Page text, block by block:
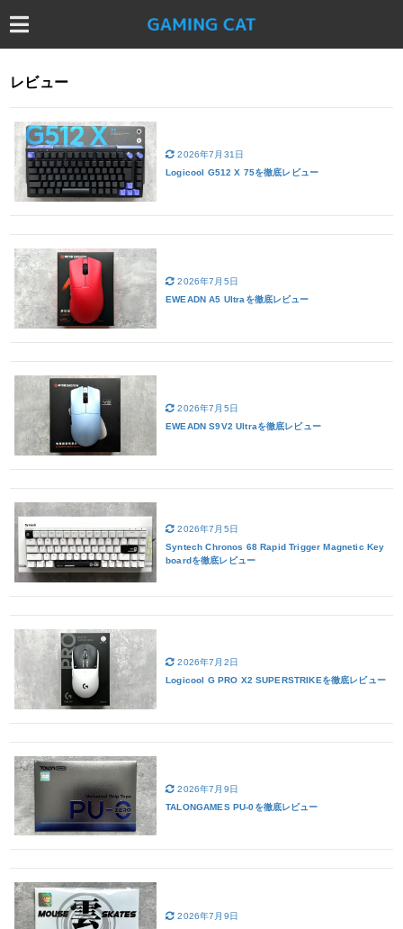
レビュー
2026年7月31日
Logicool G512 X 75を徹底レビュー
2026年7月5日
EWEADN A5 Ultraを徹底レビュー
2026年7月5日
EWEADN S9V2 Ultraを徹底レビュー
2026年7月5日
Syntech Chronos 68 Rapid Trigger Magnetic Key
boardを徹底レビュー
2026年7月2日
Logicool G PRO X2 SUPERSTRIKEを徹底レビュー
2026年7月9日
TALONGAMES PU-0を徹底レビュー
2026年7月9日